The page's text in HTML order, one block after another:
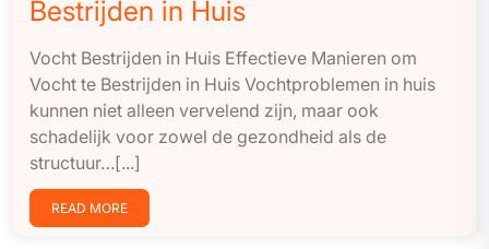
Bestrijden in Huis
Vocht Bestrijden in Huis Effectieve Manieren om
Vocht te Bestrijden in Huis Vochtproblemen in huis
kunnen niet alleen vervelend zijn, maar ook
schadelijk voor zowel de gezondheid als de
structuur…[...]
READ MORE